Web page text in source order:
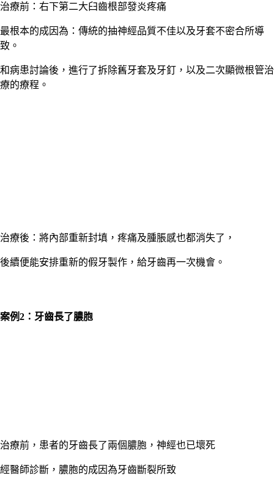
治療前：右下第二大臼齒根部發炎疼痛
最根本的成因為：傳統的抽神經品質不佳以及牙套不密合所導
致。
和病患討論後，進行了拆除舊牙套及牙釘，以及二次顯微根管治
療的療程。
治療後：將內部重新封填，疼痛及腫脹感也都消失了，
後續便能安排重新的假牙製作，給牙齒再一次機會。
案例2：牙齒長了膿胞
治療前，患者的牙齒長了兩個膿胞，神經也已壞死
經醫師診斷，膿胞的成因為牙齒斷裂所致